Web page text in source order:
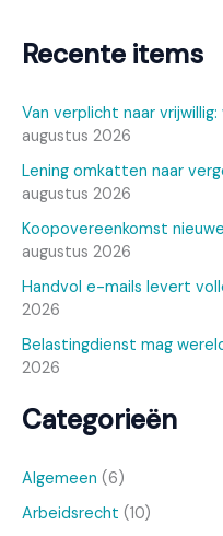
Recente items
Van verplicht naar
augustus 2026
Lening omkatten naar
augustus 2026
Koopovereenkomst
augustus 2026
Handvol e-mails levert
2026
Belastingdienst mag
2026
Categorieën
Algemeen (6)
Arbeidsrecht (10)